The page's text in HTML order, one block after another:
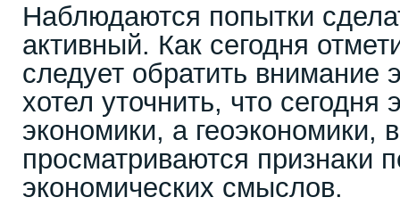
Наблюдаются попытки
активный. Как сегодня
следует обратить
хотел уточнить, что сегодня
экономики, а геоэкономики,
просматриваются признаки
экономических смыслов.